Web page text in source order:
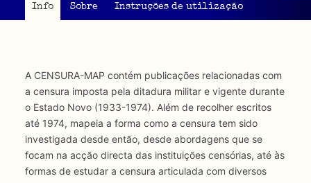
Info Sobre Instruções de utilização
A CENSURA-MAP contém publicações relacionadas com
a censura imposta pela ditadura militar e vigente durante
o Estado Novo (1933-1974). Além de recolher escritos
até 1974, mapeia a forma como a censura tem sido
investigada desde então, desde abordagens que se
focam na acção directa das instituições censórias, até às
formas de estudar a censura articulada com diversos